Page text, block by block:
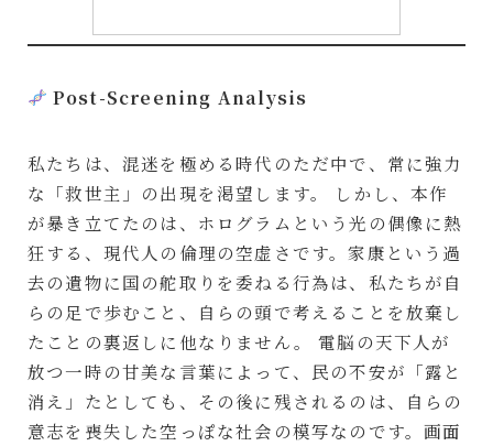
Post-Screening Analysis
私たちは、混迷を極める時代のただ中で、常に強力
な「救世主」の出現を渇望します。 しかし、本作
が暴き立てたのは、ホログラムという光の偶像に熱
狂する、現代人の倫理の空虚さです。家康という過
去の遺物に国の舵取りを委ねる行為は、私たちが自
らの足で歩むこと、自らの頭で考えることを放棄し
たことの裏返しに他なりません。 電脳の天下人が
放つ一時の甘美な言葉によって、民の不安が「露と
消え」たとしても、その後に残されるのは、自らの
意志を喪失した空っぽな社会の模写なのです。画面